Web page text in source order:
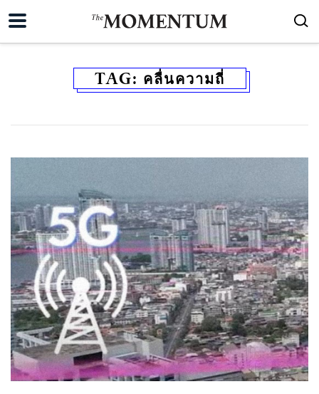
TAG: คลื่นความถี่